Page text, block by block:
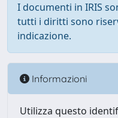
I documenti in IRIS
tutti i diritti sono
indicazione.
Informazioni
Utilizza questo